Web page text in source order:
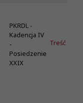
PKRDL -
Kadencja IV
-
Posiedzenie
XXIX
Treść